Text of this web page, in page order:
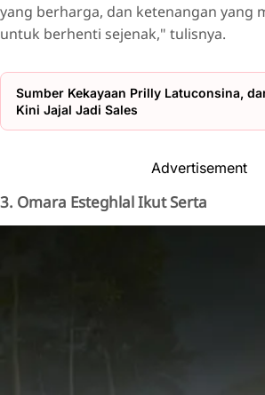
yang berharga, dan ketenangan yang
untuk berhenti sejenak," tulisnya.
Sumber Kekayaan Prilly Latuconsina,
Kini Jajal Jadi Sales
Advertisement
3. Omara Esteghlal Ikut Serta